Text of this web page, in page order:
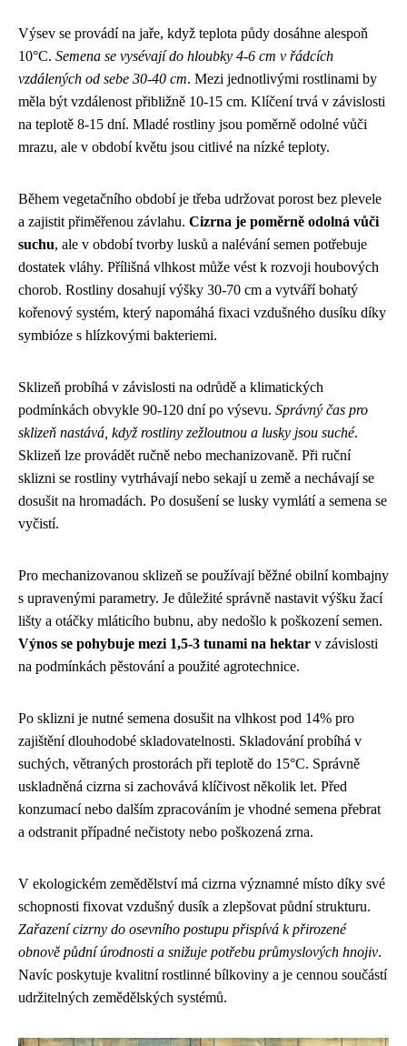
Výsev se provádí na jaře, když teplota půdy dosáhne alespoň
10°C. Semena se vysévají do hloubky 4-6 cm v řádcích
vzdálených od sebe 30-40 cm. Mezi jednotlivými rostlinami by
měla být vzdálenost přibližně 10-15 cm. Klíčení trvá v závislosti
na teplotě 8-15 dní. Mladé rostliny jsou poměrně odolné vůči
mrazu, ale v období květu jsou citlivé na nízké teploty.
Během vegetačního období je třeba udržovat porost bez plevele
a zajistit přiměřenou závlahu. Cizrna je poměrně odolná vůči
suchu, ale v období tvorby lusků a nalévání semen potřebuje
dostatek vláhy. Přílišná vlhkost může vést k rozvoji houbových
chorob. Rostliny dosahují výšky 30-70 cm a vytváří bohatý
kořenový systém, který napomáhá fixaci vzdušného dusíku díky
symbióze s hlízkovými bakteriemi.
Sklizeň probíhá v závislosti na odrůdě a klimatických
podmínkách obvykle 90-120 dní po výsevu. Správný čas pro
sklizeň nastává, když rostliny zežloutnou a lusky jsou suché.
Sklizeň lze provádět ručně nebo mechanizovaně. Při ruční
sklizni se rostliny vytrhávají nebo sekají u země a nechávají se
dosušit na hromadách. Po dosušení se lusky vymlátí a semena se
vyčistí.
Pro mechanizovanou sklizeň se používají běžné obilní kombajny
s upravenými parametry. Je důležité správně nastavit výšku žací
lišty a otáčky mláticího bubnu, aby nedošlo k poškození semen.
Výnos se pohybuje mezi 1,5-3 tunami na hektar v závislosti
na podmínkách pěstování a použité agrotechnice.
Po sklizni je nutné semena dosušit na vlhkost pod 14% pro
zajištění dlouhodobé skladovatelnosti. Skladování probíhá v
suchých, větraných prostorách při teplotě do 15°C. Správně
uskladněná cizrna si zachovává klíčivost několik let. Před
konzumací nebo dalším zpracováním je vhodné semena přebrat
a odstranit případné nečistoty nebo poškozená zrna.
V ekologickém zemědělství má cizrna významné místo díky své
schopnosti fixovat vzdušný dusík a zlepšovat půdní strukturu.
Zařazení cizrny do osevního postupu přispívá k přirozené
obnově půdní úrodnosti a snižuje potřebu průmyslových hnojiv.
Navíc poskytuje kvalitní rostlinné bílkoviny a je cennou součástí
udržitelných zemědělských systémů.